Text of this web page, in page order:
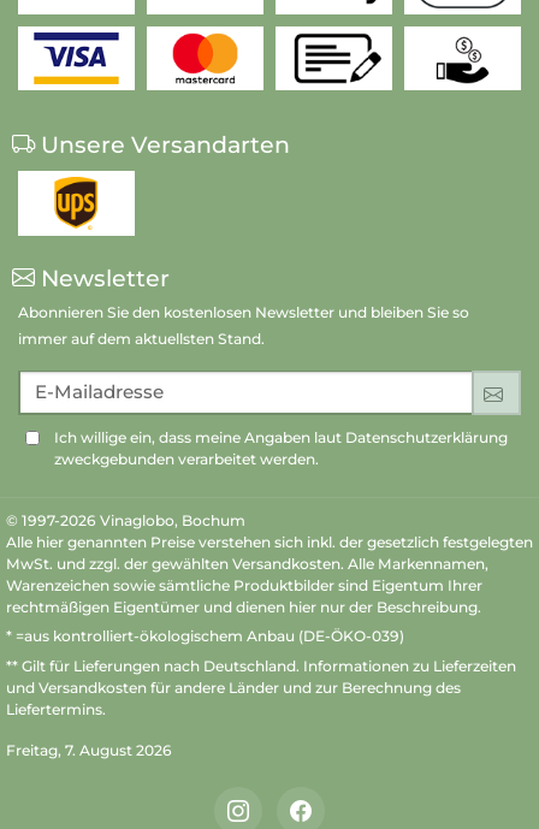
Unsere Versandarten
Newsletter
Abonnieren Sie den kostenlosen Newsletter und bleiben Sie so
immer auf dem aktuellsten Stand.
E-Mailadresse
Ich willige ein, dass meine Angaben laut Datenschutzerklärung
zweckgebunden verarbeitet werden.
© 1997-2026 Vinaglobo, Bochum
Alle hier genannten Preise verstehen sich inkl. der gesetzlich festgelegten
MwSt. und zzgl. der gewählten Versandkosten. Alle Markennamen,
Warenzeichen sowie sämtliche Produktbilder sind Eigentum Ihrer
rechtmäßigen Eigentümer und dienen hier nur der Beschreibung.
* =aus kontrolliert-ökologischem Anbau (DE-ÖKO-039)
** Gilt für Lieferungen nach Deutschland. Informationen zu Lieferzeiten
und Versandkosten für andere Länder und zur Berechnung des
Liefertermins.
Freitag, 7. August 2026
InstagramFacebook